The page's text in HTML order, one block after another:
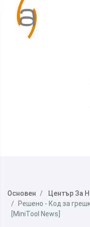
Основен
Център За
Решено - Код за
[MiniTool News]